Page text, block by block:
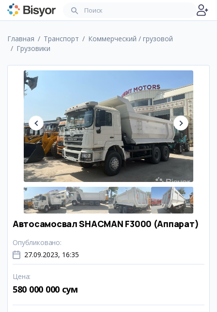
Главная Транспорт
Коммерческий / грузовой
Грузовики
Автосамосвал SHACMAN F3000 (Аппарат)
Опубликовано:
27.09.2023, 16:35
Цена:
580 000 000 сум